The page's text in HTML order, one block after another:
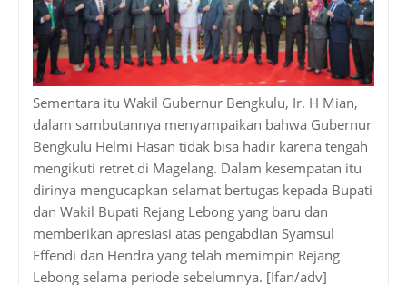
Sementara itu Wakil Gubernur Bengkulu, Ir. H Mian,
dalam sambutannya menyampaikan bahwa Gubernur
Bengkulu Helmi Hasan tidak bisa hadir karena tengah
mengikuti retret di Magelang. Dalam kesempatan itu
dirinya mengucapkan selamat bertugas kepada Bupati
dan Wakil Bupati Rejang Lebong yang baru dan
memberikan apresiasi atas pengabdian Syamsul
Effendi dan Hendra yang telah memimpin Rejang
Lebong selama periode sebelumnya. [Ifan/adv]